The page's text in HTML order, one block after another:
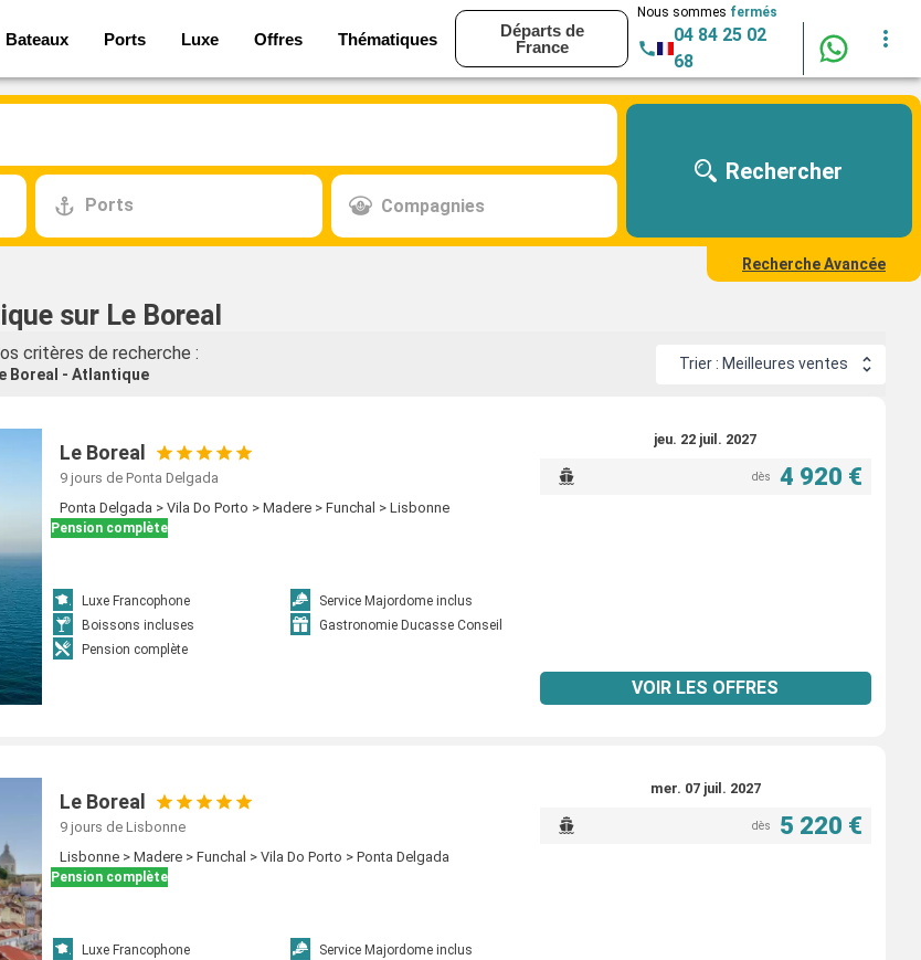
Bateaux Ports Luxe Offres Thématiques
Départs de
France
Nous sommes fermés
04 84 25 02
68
Ports Compagnies
Rechercher
Recherche Avancée
sur Le Boreal
critères de recherche :
Boreal - Atlantique
Trier : Meilleures ventes
Le Boreal
9 jours de Ponta Delgada
Ponta Delgada > Vila Do Porto > Madere > Funchal > Lisbonne
Pension complète
Luxe Francophone
Service Majordome inclus
Boissons incluses
Gastronomie Ducasse Conseil
Pension complète
jeu. 22 juil. 2027
dès 4 920 €
VOIR LES OFFRES
Le Boreal
9 jours de Lisbonne
Lisbonne > Madere > Funchal > Vila Do Porto > Ponta Delgada
Pension complète
Luxe Francophone
Service Majordome inclus
mer. 07 juil. 2027
dès 5 220 €